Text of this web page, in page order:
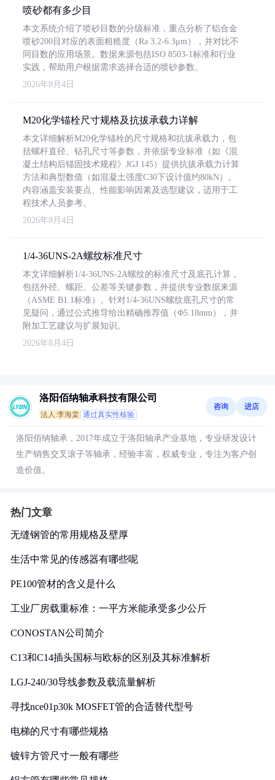
喷砂都有多少目
本文系统介绍了喷砂目数的分级标准，重点分析了铝合金
喷砂200目对应的表面粗糙度（Ra 3.2-6.3μm），并对比不
同目数的应用场景。数据来源包括ISO 8503-1标准和行业
实践，帮助用户根据需求选择合适的喷砂参数。
2026年8月4日
M20化学锚栓尺寸规格及抗拔承载力详解
本文详细解析M20化学锚栓的尺寸规格和抗拔承载力，包
括螺杆直径、钻孔尺寸等参数，并依据专业标准（如《混
凝土结构后锚固技术规程》JGJ 145）提供抗拔承载力计算
方法和典型数值（如混凝土强度C30下设计值约80kN）。
内容涵盖安装要点、性能影响因素及选型建议，适用于工
程技术人员参考。
2026年8月4日
1/4-36UNS-2A螺纹标准尺寸
本文详细解析1/4-36UNS-2A螺纹的标准尺寸及底孔计算，
包括外径、螺距、公差等关键参数，并提供专业数据来源
（ASME B1.1标准）。针对1/4-36UNS螺纹底孔尺寸的常
见疑问，通过公式推导给出精确推荐值（Φ5.18mm），并
附加工艺建议与扩展知识。
2026年8月4日
洛阳佰纳轴承科技有限公司
法人:李海棠 通过真实性核验
咨询 进店
洛阳佰纳轴承，2017年成立于洛阳轴承产业基地，专业研发设计
生产销售交叉滚子等轴承，经验丰富，权威专业，专注为客户创
造价值。
热门文章
无缝钢管的常用规格及壁厚
生活中常见的传感器有哪些呢
PE100管材的含义是什么
工业厂房载重标准：一平方米能承受多少公斤
CONOSTAN公司简介
C13和C14插头国标与欧标的区别及其标准解析
LGJ-240/30导线参数及载流量解析
寻找nce01p30k MOSFET管的合适替代型号
电梯的尺寸有哪些规格
镀锌方管尺寸一般有哪些